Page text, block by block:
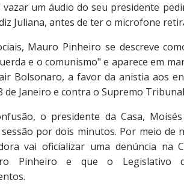
um áudio do seu presidente
Juliana, antes de ter o microfone
Mauro Pinheiro se descreve
e o comunismo" e aparece em
Bolsonaro, a favor da anistia aos
de Janeiro e contra o Supremo Tribunal
o presidente da Casa, Moisés
por dois minutos. Por meio de
vai oficializar uma denúncia na
Pinheiro e que o Legislativo